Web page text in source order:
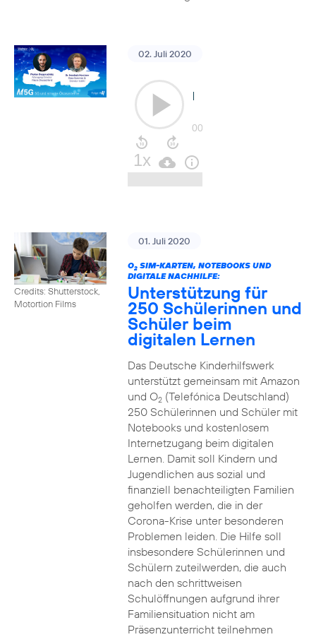
02. Juli 2020
Credits: Shutterstock,
Motortion Films
01. Juli 2020
O2SIM-KARTEN, NOTEBOOKS UND
DIGITALE NACHHILFE:
Unterstützung für
250 Schülerinnen und
Schüler beim
digitalen Lernen
Das Deutsche Kinderhilfswerk
unterstützt gemeinsam mit Amazon
und O2(Telefónica Deutschland)
250 Schülerinnen und Schüler mit
Notebooks und kostenlosem
Internetzugang beim digitalen
Lernen. Damit soll Kindern und
Jugendlichen aus sozial und
finanziell benachteiligten Familien
geholfen werden, die in der
Corona-Krise unter besonderen
Problemen leiden. Die Hilfe soll
insbesondere Schülerinnen und
Schülern zuteilwerden, die auch
nach den schrittweisen
Schulöffnungen aufgrund ihrer
Familiensituation nicht am
Präsenzunterricht teilnehmen